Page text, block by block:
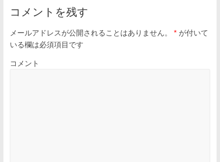
コメントを残す
メールアドレスが公開されることはありません。 *が付いて
いる欄は必須項目です
コメント